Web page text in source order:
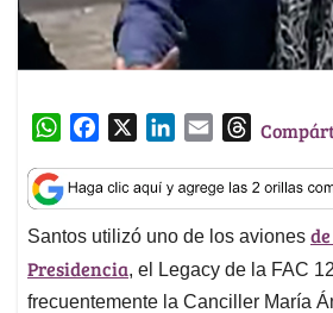
W
a
t
s
A
p
c
e
b
o
o
n
k
e
d
I
a
i
l
T
r
e
a
d
s
Santos utilizó uno de los aviones
Presidencia, el Legacy de la FAC
frecuentemente la Canciller María